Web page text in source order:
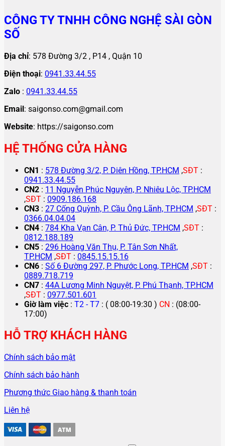
CÔNG TY TNHH CÔNG NGHỆ SÀI GÒN
SỐ
Địa chỉ: 578 Đường 3/2 , P14 , Quận 10
Điện thoại: 0941.33.44.55
Zalo : 0941.33.44.55
Email: saigonso.com@gmail.com
Website: https://saigonso.com
HỆ THỐNG CỬA HÀNG
CN1 : 578 Đường 3/2, P. Diên Hồng, TP.HCM ,SĐT :
0941.33.44.55
CN2 : 11 Nguyễn Phúc Nguyên, P. Nhiêu Lộc, TP.HCM
,SĐT : 0909.186.168
CN3 : 27 Cống Quỳnh, P. Cầu Ông Lãnh, TP.HCM ,SĐT :
0366.04.04.04
CN4 : 784 Kha Vạn Cân, P. Thủ Đức, TP.HCM ,SĐT :
0812.188.189
CN5 : 296 Hoàng Văn Thụ, P. Tân Sơn Nhất,
TP.HCM ,SĐT : 0845.15.15.16
CN6 : Số 6 Đường 297, P. Phước Long, TP.HCM ,SĐT :
0889.718.719
CN7 : 44A Lương Minh Nguyệt, P. Phú Thạnh, TP.HCM
,SĐT : 0977.501.601
Giờ làm việc : T2 - T7 : ( 08:00-19:30 ) CN : (08:00-
17:00)
HỖ TRỢ KHÁCH HÀNG
Chính sách bảo mật
Chính sách bảo hành
Phương thức Giao hàng & thanh toán
Liên hệ